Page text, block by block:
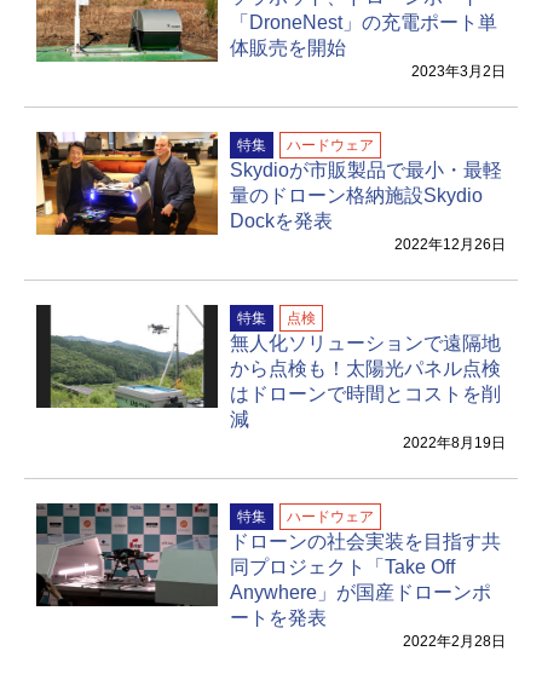
「DroneNest」の充電ポート単
体販売を開始
2023年3月2日
特集 ハードウェア
Skydioが市販製品で最小・最軽
量のドローン格納施設Skydio
Dockを発表
2022年12月26日
特集 点検
無人化ソリューションで遠隔地
から点検も！太陽光パネル点検
はドローンで時間とコストを削
減
2022年8月19日
特集 ハードウェア
ドローンの社会実装を目指す共
同プロジェクト「Take Off
Anywhere」が国産ドローンポ
ートを発表
2022年2月28日